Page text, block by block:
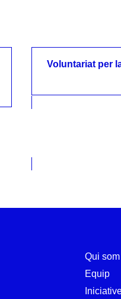
Voluntariat per
Qui som
Equip